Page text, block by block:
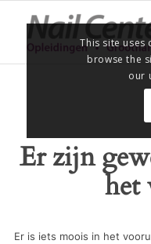
Er zijn
het
Er is iets moois in het
This site uses
browse the
our